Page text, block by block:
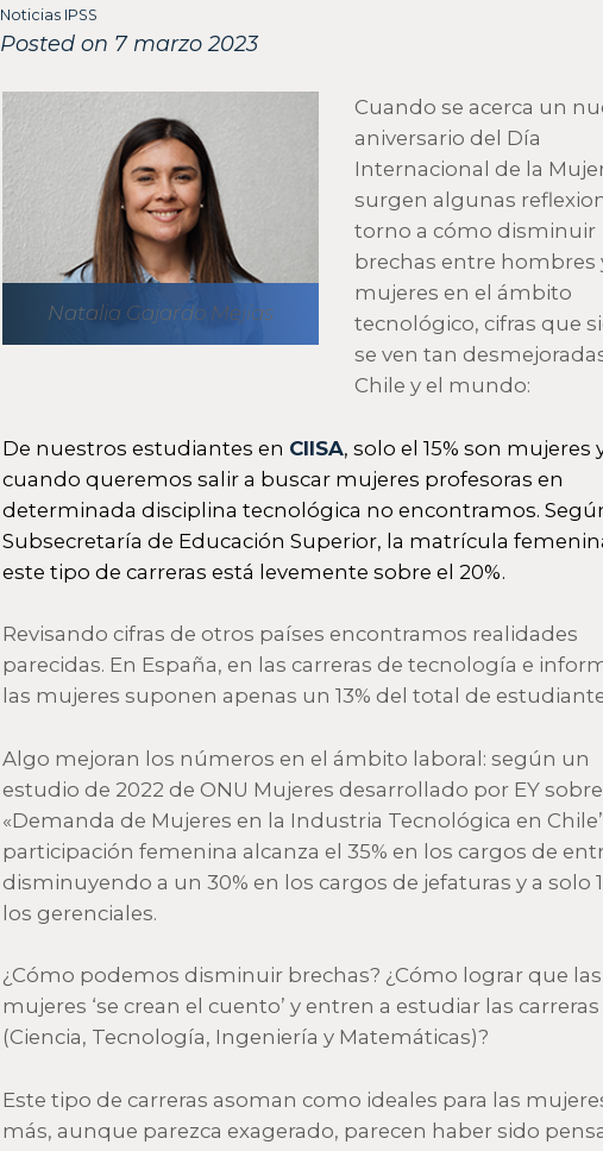
Noticias IPSS
Posted on 7 marzo 2023
Natalia Gajardo Mejías
Cuando se acerca un
aniversario del Día
Internacional de la
surgen algunas
torno a cómo disminuir
brechas entre hombres
mujeres en el ámbito
tecnológico, cifras que
se ven tan
Chile y el mundo:
De nuestros estudiantes en CIISA, solo el 15% son mujeres
cuando queremos salir a buscar mujeres profesoras en
determinada disciplina tecnológica no encontramos.
Subsecretaría de Educación Superior, la matrícula
este tipo de carreras está levemente sobre el 20%.
Revisando cifras de otros países encontramos realidades
parecidas. En España, en las carreras de tecnología e
las mujeres suponen apenas un 13% del total de
Algo mejoran los números en el ámbito laboral: según un
estudio de 2022 de ONU Mujeres desarrollado por EY
«Demanda de Mujeres en la Industria Tecnológica en
participación femenina alcanza el 35% en los cargos de
disminuyendo a un 30% en los cargos de jefaturas y a solo
los gerenciales.
¿Cómo podemos disminuir brechas? ¿Cómo lograr que las
mujeres ‘se crean el cuento’ y entren a estudiar las carreras
(Ciencia, Tecnología, Ingeniería y Matemáticas)?
Este tipo de carreras asoman como ideales para las
más, aunque parezca exagerado, parecen haber sido